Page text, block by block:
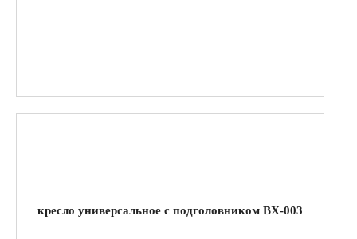
кресло универсальное с подголовником BX-003